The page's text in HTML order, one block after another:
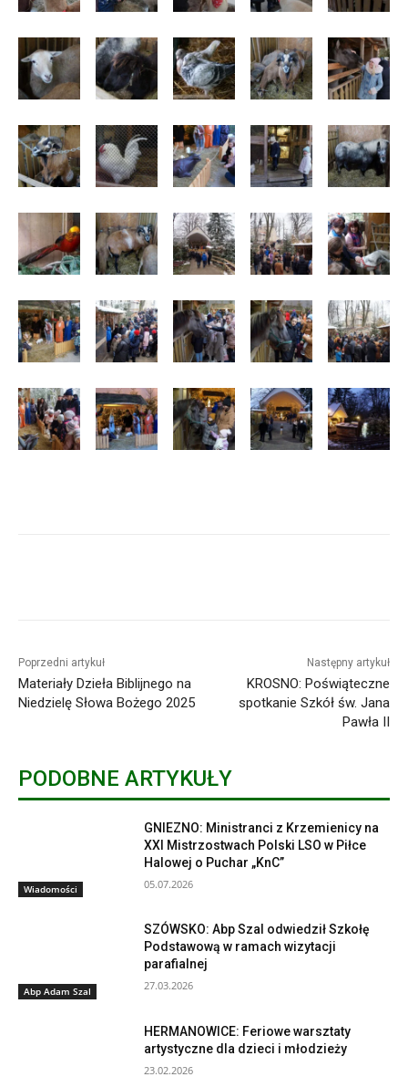
Poprzedni artykuł
Materiały Dzieła Biblijnego na
Niedzielę Słowa Bożego 2025
Następny artykuł
KROSNO: Poświąteczne
spotkanie Szkół św. Jana
Pawła II
PODOBNE ARTYKUŁY
Wiadomości
GNIEZNO: Ministranci z Krzemienicy na
XXI Mistrzostwach Polski LSO w Piłce
Halowej o Puchar „KnC”
05.07.2026
Abp Adam Szal
SZÓWSKO: Abp Szal odwiedził Szkołę
Podstawową w ramach wizytacji
parafialnej
27.03.2026
HERMANOWICE: Feriowe warsztaty
artystyczne dla dzieci i młodzieży
23.02.2026